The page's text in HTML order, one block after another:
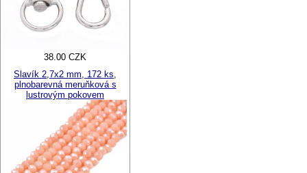
38.00 CZK
Slavík 2,7x2 mm, 172 ks,
plnobarevná meruňková s
lustrovým pokovem